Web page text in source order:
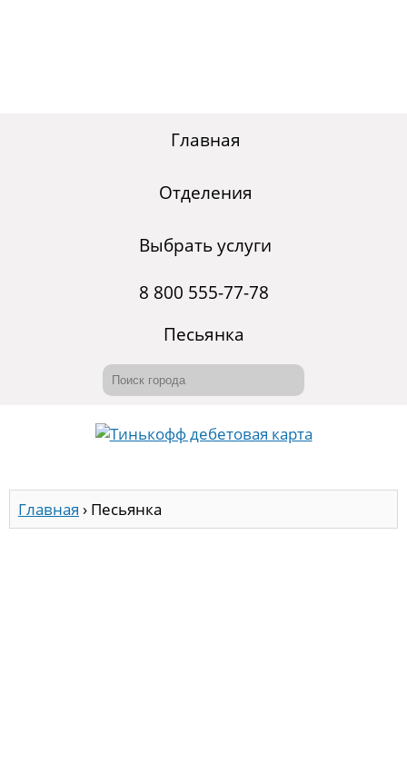
Главная
Отделения
Выбрать услуги
8 800 555-77-78
Песьянка
Главная › Песьянка